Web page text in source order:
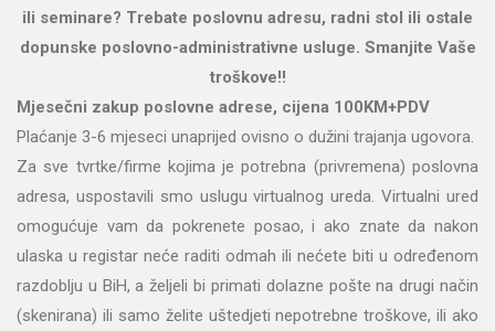
ili seminare? Trebate poslovnu adresu, radni stol ili ostale
dopunske poslovno-administrativne usluge. Smanjite Vaše
troškove!!
Mjesečni zakup poslovne adrese, cijena 100KM+PDV
Plaćanje 3-6 mjeseci unaprijed ovisno o dužini trajanja ugovora.
Za sve tvrtke/firme kojima je potrebna (privremena) poslovna
adresa, uspostavili smo uslugu virtualnog ureda. Virtualni ured
omogućuje vam da pokrenete posao, i ako znate da nakon
ulaska u registar neće raditi odmah ili nećete biti u određenom
razdoblju u BiH, a željeli bi primati dolazne pošte na drugi način
(skenirana) ili samo želite uštedjeti nepotrebne troškove, ili ako